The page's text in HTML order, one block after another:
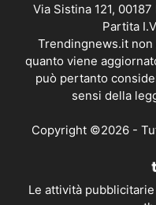
Via Sistina 121,
Partita
Trendingnews.it
quanto viene
può pertanto
sensi della
Copyright ©2026 -
Le attività